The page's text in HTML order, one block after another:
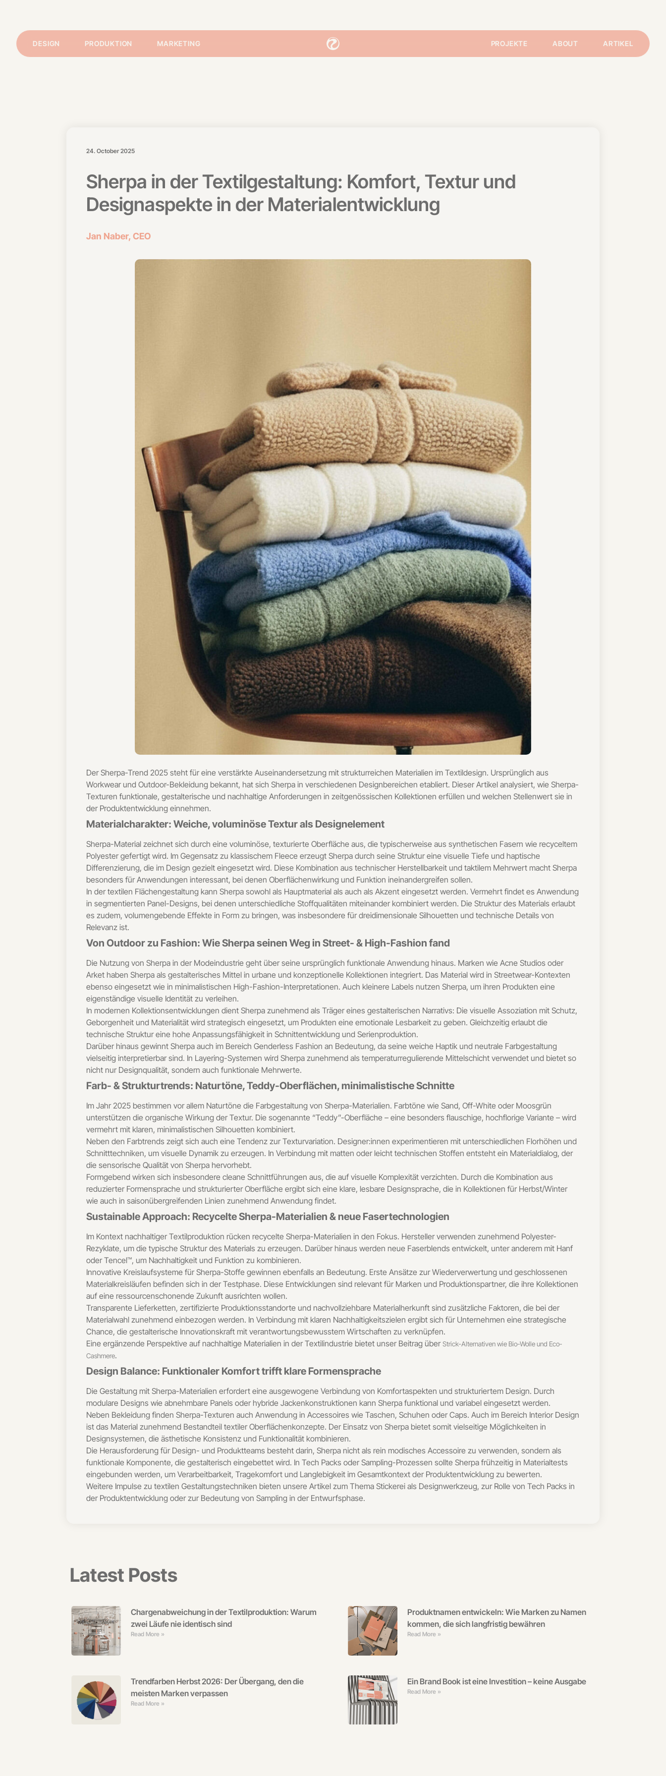
DESIGN PRODUKTION MARKETING PROJEKTE ABOUT ARTIKEL
24. October 2025
Sherpa in der Textilgestaltung: Komfort, Textur und
Designaspekte in der Materialentwicklung
Jan Naber, CEO
Der Sherpa-Trend 2025 steht für eine verstärkte Auseinandersetzung mit strukturreichen Materialien im Textildesign. Ursprünglich aus
Workwear und Outdoor-Bekleidung bekannt, hat sich Sherpa in verschiedenen Designbereichen etabliert. Dieser Artikel analysiert, wie Sherpa-
Texturen funktionale, gestalterische und nachhaltige Anforderungen in zeitgenössischen Kollektionen erfüllen und welchen Stellenwert sie in
der Produktentwicklung einnehmen.
Materialcharakter: Weiche, voluminöse Textur als Designelement
Sherpa-Material zeichnet sich durch eine voluminöse, texturierte Oberfläche aus, die typischerweise aus synthetischen Fasern wie recyceltem
Polyester gefertigt wird. Im Gegensatz zu klassischem Fleece erzeugt Sherpa durch seine Struktur eine visuelle Tiefe und haptische
Differenzierung, die im Design gezielt eingesetzt wird. Diese Kombination aus technischer Herstellbarkeit und taktilem Mehrwert macht Sherpa
besonders für Anwendungen interessant, bei denen Oberflächenwirkung und Funktion ineinandergreifen sollen.
In der textilen Flächengestaltung kann Sherpa sowohl als Hauptmaterial als auch als Akzent eingesetzt werden. Vermehrt findet es Anwendung
in segmentierten Panel-Designs, bei denen unterschiedliche Stoffqualitäten miteinander kombiniert werden. Die Struktur des Materials erlaubt
es zudem, volumengebende Effekte in Form zu bringen, was insbesondere für dreidimensionale Silhouetten und technische Details von
Relevanz ist.
Von Outdoor zu Fashion: Wie Sherpa seinen Weg in Street- & High-Fashion fand
Die Nutzung von Sherpa in der Modeindustrie geht über seine ursprünglich funktionale Anwendung hinaus. Marken wie Acne Studios oder
Arket haben Sherpa als gestalterisches Mittel in urbane und konzeptionelle Kollektionen integriert. Das Material wird in Streetwear-Kontexten
ebenso eingesetzt wie in minimalistischen High-Fashion-Interpretationen. Auch kleinere Labels nutzen Sherpa, um ihren Produkten eine
eigenständige visuelle Identität zu verleihen.
In modernen Kollektionsentwicklungen dient Sherpa zunehmend als Träger eines gestalterischen Narrativs: Die visuelle Assoziation mit Schutz,
Geborgenheit und Materialität wird strategisch eingesetzt, um Produkten eine emotionale Lesbarkeit zu geben. Gleichzeitig erlaubt die
technische Struktur eine hohe Anpassungsfähigkeit in Schnittentwicklung und Serienproduktion.
Darüber hinaus gewinnt Sherpa auch im Bereich Genderless Fashion an Bedeutung, da seine weiche Haptik und neutrale Farbgestaltung
vielseitig interpretierbar sind. In Layering-Systemen wird Sherpa zunehmend als temperaturregulierende Mittelschicht verwendet und bietet so
nicht nur Designqualität, sondern auch funktionale Mehrwerte.
Farb- & Strukturtrends: Naturtöne, Teddy-Oberflächen, minimalistische Schnitte
Im Jahr 2025 bestimmen vor allem Naturtöne die Farbgestaltung von Sherpa-Materialien. Farbtöne wie Sand, Off-White oder Moosgrün
unterstützen die organische Wirkung der Textur. Die sogenannte “Teddy”-Oberfläche – eine besonders flauschige, hochflorige Variante – wird
vermehrt mit klaren, minimalistischen Silhouetten kombiniert.
Neben den Farbtrends zeigt sich auch eine Tendenz zur Texturvariation. Designer:innen experimentieren mit unterschiedlichen Florhöhen und
Schnitttechniken, um visuelle Dynamik zu erzeugen. In Verbindung mit matten oder leicht technischen Stoffen entsteht ein Materialdialog, der
die sensorische Qualität von Sherpa hervorhebt.
Formgebend wirken sich insbesondere cleane Schnittführungen aus, die auf visuelle Komplexität verzichten. Durch die Kombination aus
reduzierter Formensprache und strukturierter Oberfläche ergibt sich eine klare, lesbare Designsprache, die in Kollektionen für Herbst/Winter
wie auch in saisonübergreifenden Linien zunehmend Anwendung findet.
Sustainable Approach: Recycelte Sherpa-Materialien & neue Fasertechnologien
Im Kontext nachhaltiger Textilproduktion rücken recycelte Sherpa-Materialien in den Fokus. Hersteller verwenden zunehmend Polyester-
Rezyklate, um die typische Struktur des Materials zu erzeugen. Darüber hinaus werden neue Faserblends entwickelt, unter anderem mit Hanf
oder Tencel™, um Nachhaltigkeit und Funktion zu kombinieren.
Innovative Kreislaufsysteme für Sherpa-Stoffe gewinnen ebenfalls an Bedeutung. Erste Ansätze zur Wiederverwertung und geschlossenen
Materialkreisläufen befinden sich in der Testphase. Diese Entwicklungen sind relevant für Marken und Produktionspartner, die ihre Kollektionen
auf eine ressourcenschonende Zukunft ausrichten wollen.
Transparente Lieferketten, zertifizierte Produktionsstandorte und nachvollziehbare Materialherkunft sind zusätzliche Faktoren, die bei der
Materialwahl zunehmend einbezogen werden. In Verbindung mit klaren Nachhaltigkeitszielen ergibt sich für Unternehmen eine strategische
Chance, die gestalterische Innovationskraft mit verantwortungsbewusstem Wirtschaften zu verknüpfen.
Eine ergänzende Perspektive auf nachhaltige Materialien in der Textilindustrie bietet unser Beitrag überStrick-Alternativen wie Bio-Wolle und Eco-
Cashmere.
Design Balance: Funktionaler Komfort trifft klare Formensprache
Die Gestaltung mit Sherpa-Materialien erfordert eine ausgewogene Verbindung von Komfortaspekten und strukturiertem Design. Durch
modulare Designs wie abnehmbare Panels oder hybride Jackenkonstruktionen kann Sherpa funktional und variabel eingesetzt werden.
Neben Bekleidung finden Sherpa-Texturen auch Anwendung in Accessoires wie Taschen, Schuhen oder Caps. Auch im Bereich Interior Design
ist das Material zunehmend Bestandteil textiler Oberflächenkonzepte. Der Einsatz von Sherpa bietet somit vielseitige Möglichkeiten in
Designsystemen, die ästhetische Konsistenz und Funktionalität kombinieren.
Die Herausforderung für Design- und Produktteams besteht darin, Sherpa nicht als rein modisches Accessoire zu verwenden, sondern als
funktionale Komponente, die gestalterisch eingebettet wird. In Tech Packs oder Sampling-Prozessen sollte Sherpa frühzeitig in Materialtests
eingebunden werden, um Verarbeitbarkeit, Tragekomfort und Langlebigkeit im Gesamtkontext der Produktentwicklung zu bewerten.
Weitere Impulse zu textilen Gestaltungstechniken bieten unsere Artikel zum Thema Stickerei als Designwerkzeug, zur Rolle von Tech Packs in
der Produktentwicklung oder zur Bedeutung von Sampling in der Entwurfsphase.
Latest Posts
Chargenabweichung in der Textilproduktion: Warum
zwei Läufe nie identisch sind
Read More »
Produktnamen entwickeln: Wie Marken zu Namen
kommen, die sich langfristig bewähren
Read More »
Trendfarben Herbst 2026: Der Übergang, den die
meisten Marken verpassen
Read More »
Ein Brand Book ist eine Investition – keine Ausgabe
Read More »